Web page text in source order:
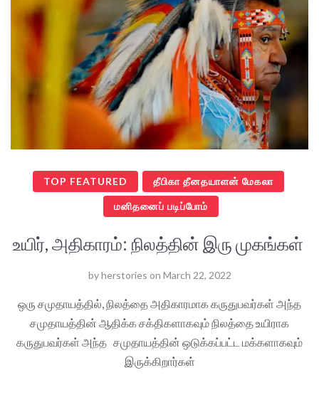
TOP FEATURED தீபிகா தீனதயாளன் மேகலா
மனிதனைப் படிப்போம்
உயிர், அதிகாரம்: நிலத்தின் இரு முகங்கள்
byherstories on March 22, 2022
ஒரு சமுதாயத்தில், நிலத்தை அதிகாரமாக கருதுபவர்கள் அந்த
சமுதாயத்தின் ஆதிக்க சக்திகளாகவும் நிலத்தை உயிராக
கருதுபவர்கள் அந்த சமுதாயத்தின் ஒடுக்கப்பட்ட மக்களாகவும்
இருக்கிறார்கள்